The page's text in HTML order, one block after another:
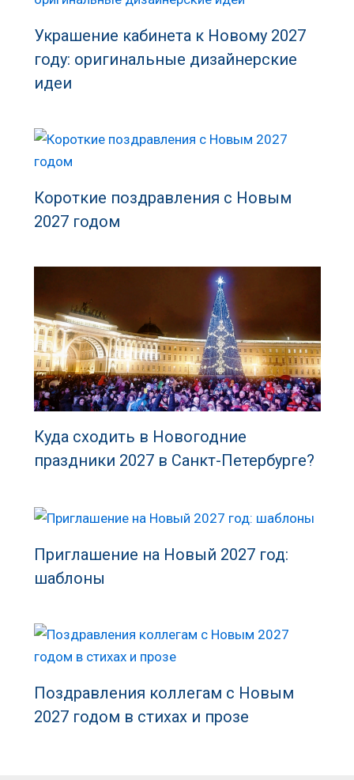
Украшение кабинета к Новому 2027
году: оригинальные дизайнерские
идеи
Короткие поздравления с Новым
2027 годом
Куда сходить в Новогодние
праздники 2027 в Санкт-Петербурге?
Приглашение на Новый 2027 год:
шаблоны
Поздравления коллегам с Новым
2027 годом в стихах и прозе